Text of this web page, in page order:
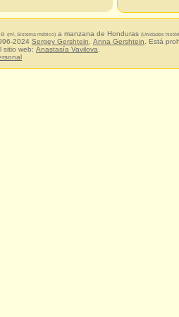
(m², Sistema métrico) a manzana de Honduras (Unidades
2024 Sergey Gershtein Anna Gershtein . Está
sitio web: Anastasía Vavilova